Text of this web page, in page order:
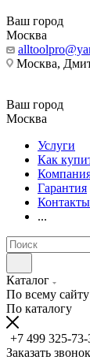
Ваш город
Москва
Москва,
Ваш город
Москва
Услуги
Как
Гарантия
Контакты
...
Каталог
По всему сайту
По каталогу
+7 499 325-73-
Заказать звонок